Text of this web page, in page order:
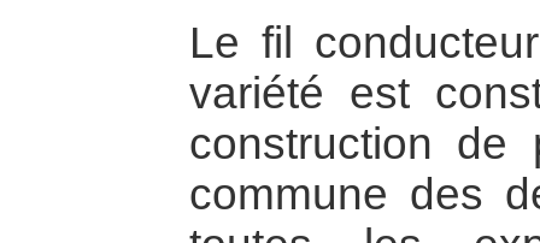
Le fil
variété est
construction de
commune des